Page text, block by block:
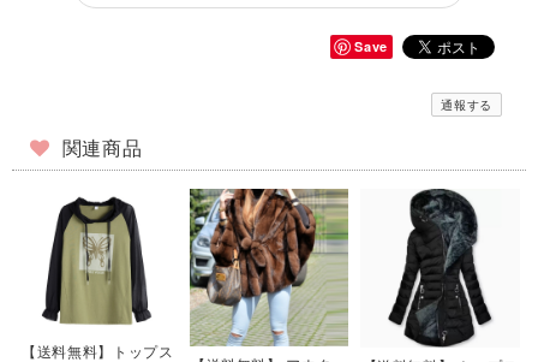
Save
通報する
関連商品
【送料無料】トップス